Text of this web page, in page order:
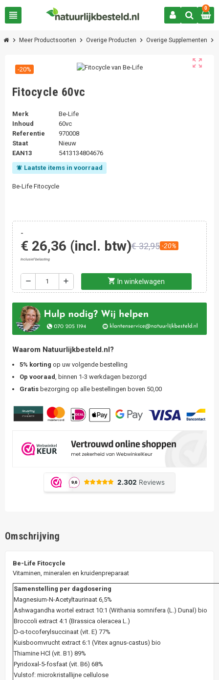
view_headline
0
chevron_right Meer Productsoorten chevron_right Overige Producten chevron_right Overige Supplementen chevron_right
zoom_out_map
-20%
Fitocycle 60vc
Merk
Be-Life
Inhoud
60vc
Referentie
970008
Staat
Nieuw
EAN13
5413134804676
notifications_active Laatste items in voorraad
Be-Life Fitocycle
-
€ 26,36 (incl. btw)€ 32,95 -20%
Inclusief belasting
remove add shopping_cart In winkelwagen
Waarom Natuurlijkbesteld.nl?
5% korting op uw volgende bestelling
Op vooraad
, binnen 1-3 werkdagen bezorgd
Gratis bezorging op alle bestellingen boven 50,00
Omschrijving
Be-Life Fitocycle
Vitaminen, mineralen en kruidenpreparaat
Samenstelling per dagdosering
Magnesium-N-Acetyltaurinaat 6,5%
Ashwagandha wortel extract 10:1 (Withania somnifera (L.) Dunal) bio
Broccoli extract 4:1 (Brassica oleracea L.)
D-α-tocoferylsuccinaat (vit. E) 77%
Kuisboomvrucht extract 6:1 (Vitex agnus-castus) bio
Thiamine HCl (vit. B1) 89%
Pyridoxal-5-fosfaat (vit. B6) 68%
Vulstof: microkristallijne cellulose